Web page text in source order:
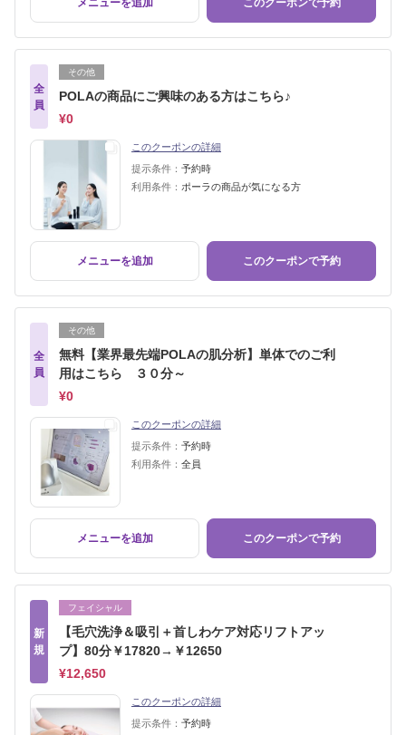
メニューを追加 このクーポンで予約
全
員
その他
POLAの商品にご興味のある方はこちら♪
¥0
このクーポンの詳細
提示条件： 予約時
利用条件： ポーラの商品が気になる方
メニューを追加 このクーポンで予約
全
員
その他
無料【業界最先端POLAの肌分析】単体でのご利
用はこちら ３０分～
¥0
このクーポンの詳細
提示条件： 予約時
利用条件： 全員
メニューを追加 このクーポンで予約
新
規
フェイシャル
【毛穴洗浄＆吸引＋首しわケア対応リフトアッ
プ】80分￥17820→￥12650
¥12,650
このクーポンの詳細
提示条件： 予約時